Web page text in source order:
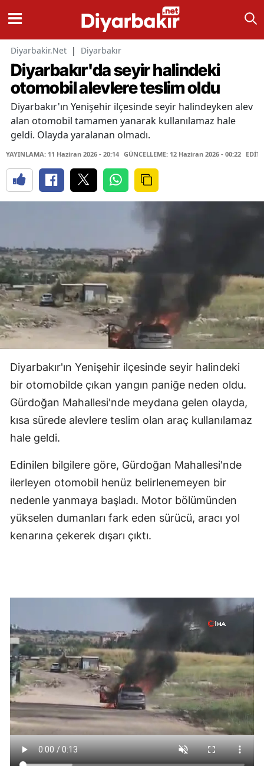
Diyarbakir.Net | Diyarbakır
Diyarbakır'da seyir halindeki
otomobil alevlere teslim oldu
Diyarbakır'ın Yenişehir ilçesinde seyir halindeyken alev
alan otomobil tamamen yanarak kullanılamaz hale
geldi. Olayda yaralanan olmadı.
YAYINLAMA: 11 Haziran 2026 - 20:14 GÜNCELLEME: 12 Haziran 2026 - 00:22
Diyarbakır'ın Yenişehir ilçesinde seyir halindeki
bir otomobilde çıkan yangın paniğe neden oldu.
Gürdoğan Mahallesi'nde meydana gelen olayda,
kısa sürede alevlere teslim olan araç kullanılamaz
hale geldi.
Edinilen bilgilere göre, Gürdoğan Mahallesi'nde
ilerleyen otomobil henüz belirlenemeyen bir
nedenle yanmaya başladı. Motor bölümünden
yükselen dumanları fark eden sürücü, aracı yol
kenarına çekerek dışarı çıktı.